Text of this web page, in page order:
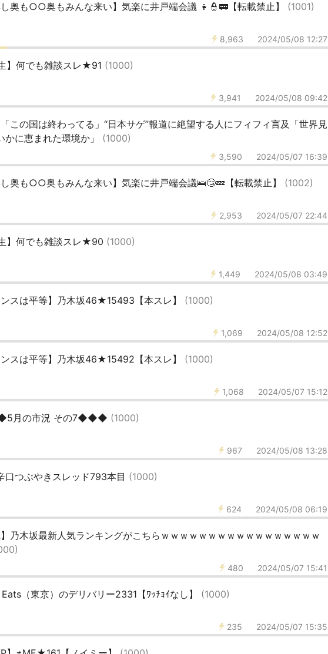
し奥も○○奥もみんな来い】気楽に井戸端会議 👧👮🚃【転載禁止】 (1001)
8,963 2024/05/08 12:27
】何でも雑談スレ★91 (1000)
3,941 2024/05/08 09:42
「この国は終わってる」“日本サゲ”報道に絶望する人にフィフィ言及「世界見
かに恵まれた環境か」 (1000)
3,590 2024/05/07 16:39
し奥も○○奥もみんな来い】気楽に井戸端会議🛌😴💤【転載禁止】 (1002)
2,953 2024/05/07 22:44
】何でも雑談スレ★90 (1000)
1,449 2024/05/08 03:49
ンスは平等】乃木坂46★15493【本スレ】 (1000)
1,069 2024/05/08 12:52
ンスは平等】乃木坂46★15492【本スレ】 (1000)
1,068 2024/05/07 15:12
月の市況 その7◆◆◆ (1000)
967 2024/05/08 13:28
口つぶやきスレッド793本目 (1000)
624 2024/05/08 06:19
】乃木坂最新人気ランキングがこちらｗｗｗｗｗｗｗｗｗｗｗｗｗｗｗｗｗ
480 2024/05/07 15:41
（東京）のデリバリー2331【ﾜｯﾁｮｲなし】 (1000)
235 2024/05/07 15:35